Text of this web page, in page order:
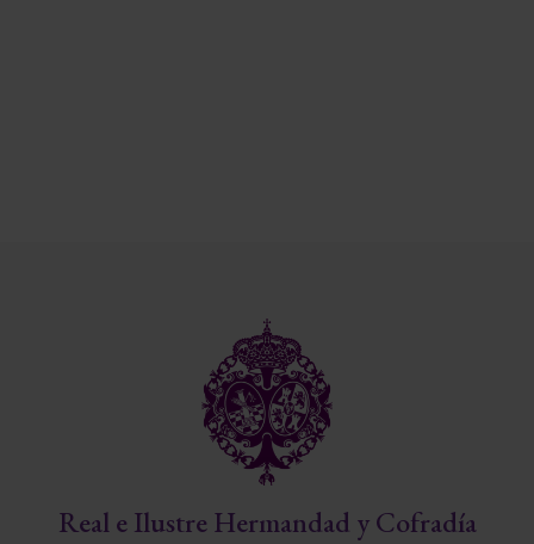
Real e Ilustre Hermandad y Cofradía